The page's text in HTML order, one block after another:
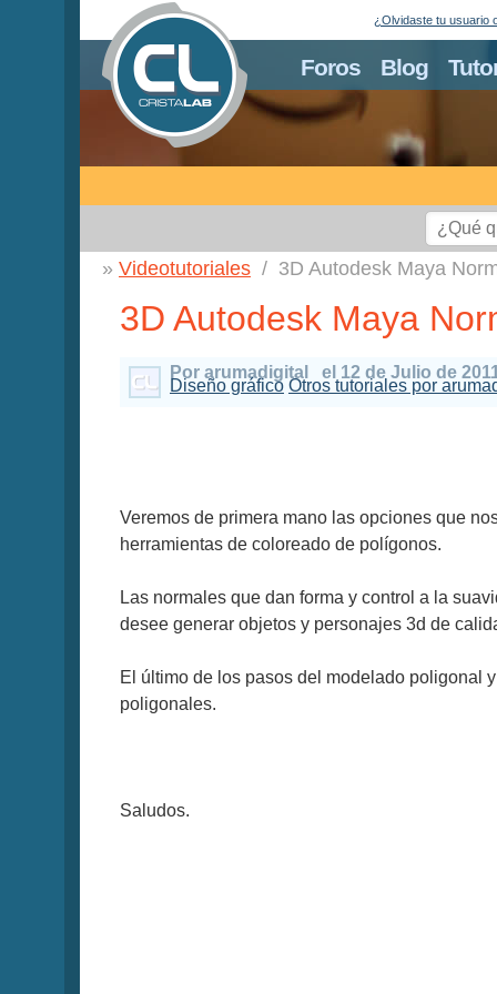
Foros Blog
¿Olvidaste tu usuario
Videotutoriales 3D Autodesk Maya
3D Autodesk Maya
Por arumadigital el 12 de Julio de
Diseño gráfico Otros tutoriales por
Veremos de primera mano las opciones que
herramientas de coloreado de polígonos.
Las normales que dan forma y control a la
desee generar objetos y personajes 3d de
El último de los pasos del modelado poligonal
poligonales.
Saludos.